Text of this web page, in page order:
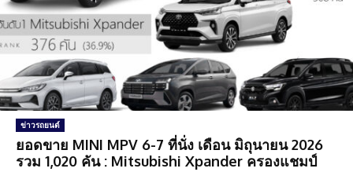
ข่าวรถยนต์
ยอดขาย MINI MPV 6-7 ที่นั่ง เดือน มิถุนายน 2026
รวม 1,020 คัน : Mitsubishi Xpander ครองแชมป์